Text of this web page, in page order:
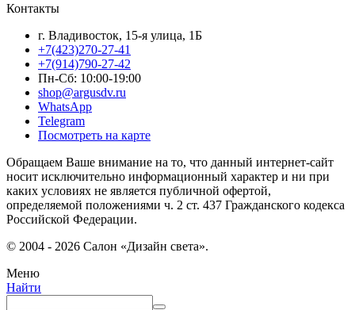
Контакты
г. Владивосток, 15-я улица, 1Б
+7(423)270-27-41
+7(914)790-27-42
Пн-Сб: 10:00-19:00
shop@argusdv.ru
WhatsApp
Telegram
Посмотреть на карте
Обращаем Ваше внимание на то, что данный интернет-сайт
носит исключительно информационный характер и ни при
каких условиях не является публичной офертой,
определяемой положениями ч. 2 ст. 437 Гражданского кодекса
Российской Федерации.
© 2004 - 2026 Салон «Дизайн света».
Меню
Найти